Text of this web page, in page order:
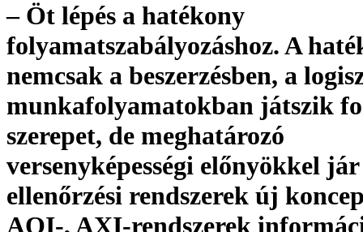
– Öt lépés a hatékony
folyamatszabályozáshoz. A
nemcsak a beszerzésben, a
munkafolyamatokban játszik
szerepet, de meghatározó
versenyképességi előnyökkel
ellenőrzési rendszerek új
AOI-, AXI-rendszerek